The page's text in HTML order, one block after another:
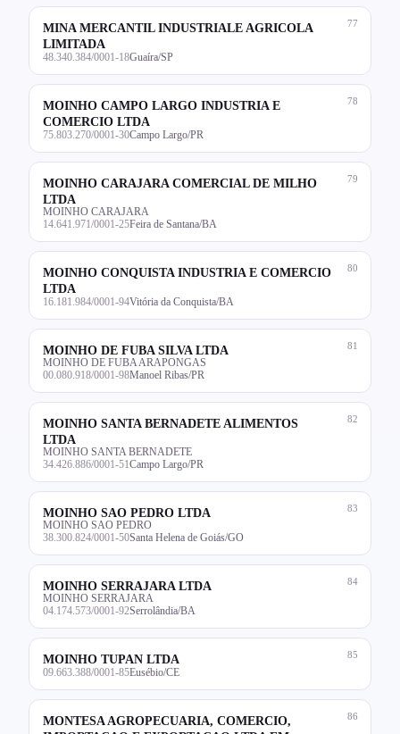
77
MINA MERCANTIL INDUSTRIALE AGRICOLA
LIMITADA
48.340.384/0001-18Guaíra/SP
78
MOINHO CAMPO LARGO INDUSTRIA E
COMERCIO LTDA
75.803.270/0001-30Campo Largo/PR
79
MOINHO CARAJARA COMERCIAL DE MILHO
LTDA
MOINHO CARAJARA
14.641.971/0001-25Feira de Santana/BA
80
MOINHO CONQUISTA INDUSTRIA E COMERCIO
LTDA
16.181.984/0001-94Vitória da Conquista/BA
81
MOINHO DE FUBA SILVA LTDA
MOINHO DE FUBA ARAPONGAS
00.080.918/0001-98Manoel Ribas/PR
82
MOINHO SANTA BERNADETE ALIMENTOS
LTDA
MOINHO SANTA BERNADETE
34.426.886/0001-51 Campo Largo/PR
83
MOINHO SAO PEDRO LTDA
MOINHO SAO PEDRO
38.300.824/0001-50Santa Helena de Goiás/GO
84
MOINHO SERRAJARA LTDA
MOINHO SERRAJARA
04.174.573/0001-92Serrolândia/BA
85
MOINHO TUPAN LTDA
09.663.388/0001-85Eusébio/CE
86
MONTESA AGROPECUARIA, COMERCIO,